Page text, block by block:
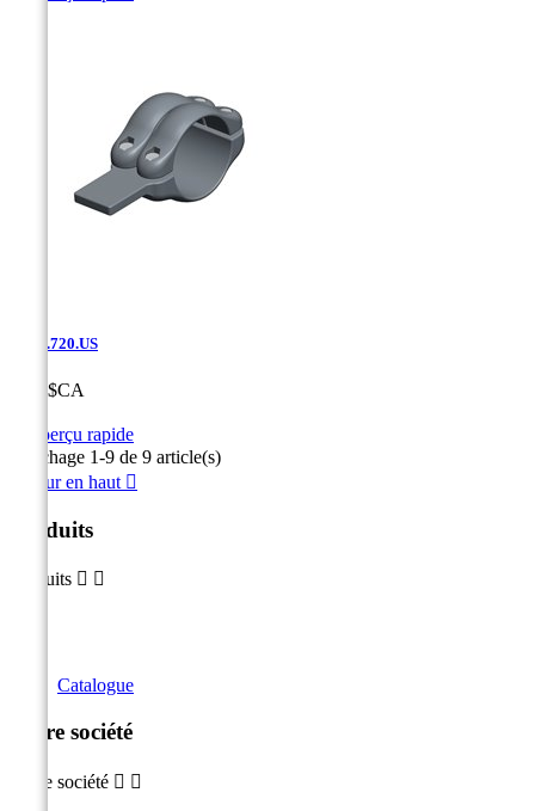
SF.02.720.US
0,00 $CA
Aperçu rapide
Affichage 1-9 de 9 article(s)
Retour en haut 
Produits
Produits  
Catalogue
Notre société
Notre société  